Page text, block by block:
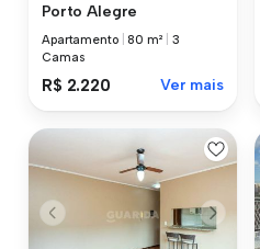
Porto Alegre
Apartamento |80 m²
3
Camas
R$ 2.220 Ver mais